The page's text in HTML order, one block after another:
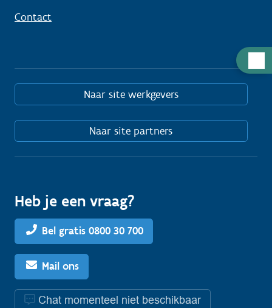
Contact
Naar site werkgevers
Naar site partners
Heb je een vraag?
Bel gratis 0800 30 700
Mail ons
Chat momenteel niet beschikbaar